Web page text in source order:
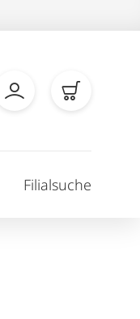
Filialsuche